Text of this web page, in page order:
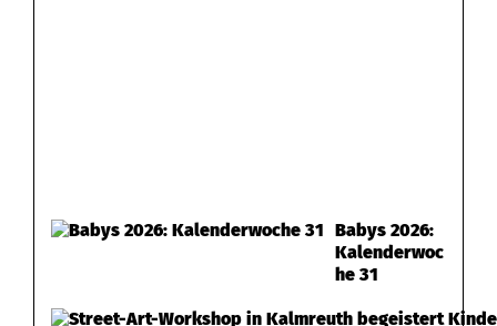
Babys 2026:
Kalenderwoc
he 31